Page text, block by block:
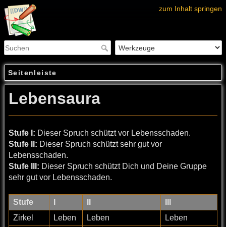
zum Inhalt springen
Seitenleiste
Lebensaura
Stufe I: Dieser Spruch schützt vor Lebensschaden.
Stufe II: Dieser Spruch schützt sehr gut vor
Lebensschaden.
Stufe III: Dieser Spruch schützt Dich und Deine Gruppe
sehr gut vor Lebensschaden.
Stufe
Zirkel
Leben Leben
Leben